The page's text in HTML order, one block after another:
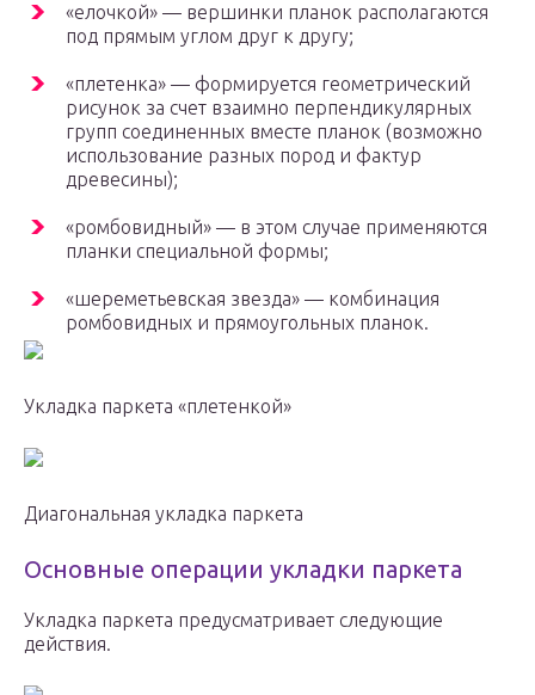
«елочкой» — вершинки планок располагаются
под прямым углом друг к другу;
«плетенка» — формируется геометрический
рисунок за счет взаимно перпендикулярных
групп соединенных вместе планок (возможно
использование разных пород и фактур
древесины);
«ромбовидный» — в этом случае применяются
планки специальной формы;
«шереметьевская звезда» — комбинация
ромбовидных и прямоугольных планок.
Укладка паркета «плетенкой»
Диагональная укладка паркета
Основные операции укладки паркета
Укладка паркета предусматривает следующие
действия.